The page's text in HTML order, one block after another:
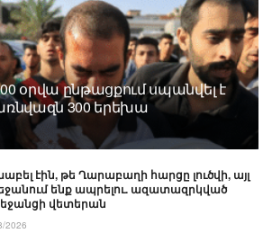
օրվա ընթացքում սպանվել է
300 երեխա
էին, թե Ղարաբաղի հարցը լուծվի, այլ
ենք ապրելու. ազատազրկված
վետերան
2026